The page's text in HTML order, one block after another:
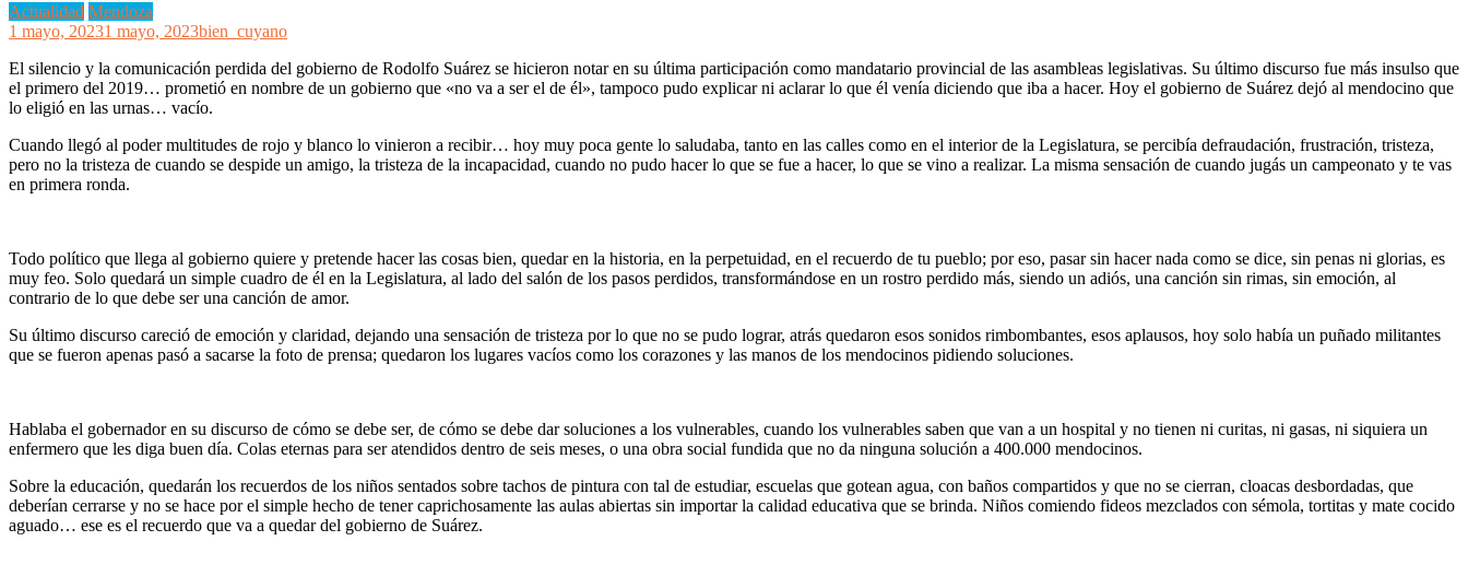
Actualidad Mendoza
1 mayo, 20231 mayo, 2023bien_cuyano
El silencio y la comunicación perdida del gobierno de Rodolfo Suárez se hicieron notar en su última participación como mandatario provincial de las asambleas legislativas. Su último discurso fue más insulso que
el primero del 2019… prometió en nombre de un gobierno que «no va a ser el de él», tampoco pudo explicar ni aclarar lo que él venía diciendo que iba a hacer. Hoy el gobierno de Suárez dejó al mendocino que
lo eligió en las urnas… vacío.
Cuando llegó al poder multitudes de rojo y blanco lo vinieron a recibir… hoy muy poca gente lo saludaba, tanto en las calles como en el interior de la Legislatura, se percibía defraudación, frustración, tristeza,
pero no la tristeza de cuando se despide un amigo, la tristeza de la incapacidad, cuando no pudo hacer lo que se fue a hacer, lo que se vino a realizar. La misma sensación de cuando jugás un campeonato y te vas
en primera ronda.
Todo político que llega al gobierno quiere y pretende hacer las cosas bien, quedar en la historia, en la perpetuidad, en el recuerdo de tu pueblo; por eso, pasar sin hacer nada como se dice, sin penas ni glorias, es
muy feo. Solo quedará un simple cuadro de él en la Legislatura, al lado del salón de los pasos perdidos, transformándose en un rostro perdido más, siendo un adiós, una canción sin rimas, sin emoción, al
contrario de lo que debe ser una canción de amor.
Su último discurso careció de emoción y claridad, dejando una sensación de tristeza por lo que no se pudo lograr, atrás quedaron esos sonidos rimbombantes, esos aplausos, hoy solo había un puñado militantes
que se fueron apenas pasó a sacarse la foto de prensa; quedaron los lugares vacíos como los corazones y las manos de los mendocinos pidiendo soluciones.
Hablaba el gobernador en su discurso de cómo se debe ser, de cómo se debe dar soluciones a los vulnerables, cuando los vulnerables saben que van a un hospital y no tienen ni curitas, ni gasas, ni siquiera un
enfermero que les diga buen día. Colas eternas para ser atendidos dentro de seis meses, o una obra social fundida que no da ninguna solución a 400.000 mendocinos.
Sobre la educación, quedarán los recuerdos de los niños sentados sobre tachos de pintura con tal de estudiar, escuelas que gotean agua, con baños compartidos y que no se cierran, cloacas desbordadas, que
deberían cerrarse y no se hace por el simple hecho de tener caprichosamente las aulas abiertas sin importar la calidad educativa que se brinda. Niños comiendo fideos mezclados con sémola, tortitas y mate cocido
aguado… ese es el recuerdo que va a quedar del gobierno de Suárez.